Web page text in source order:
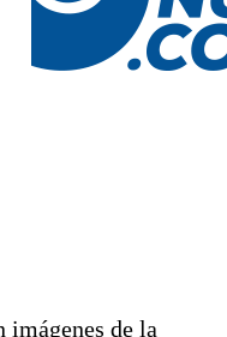
imágenes de la